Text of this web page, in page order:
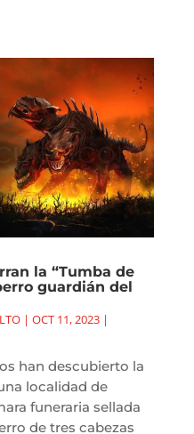
la “Tumba de
guardián del
| OCT 11, 2023|
han descubierto la
localidad de
funeraria sellada
de tres cabezas